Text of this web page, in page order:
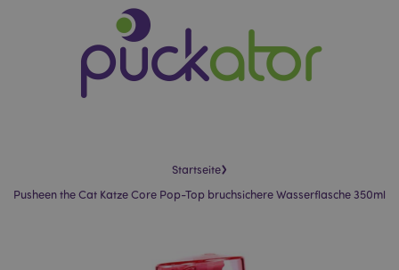
Startseite›
Pusheen the Cat Katze Core Pop-Top bruchsichere Wasserflasche 350ml